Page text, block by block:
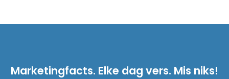
Marketingfacts. Elke dag vers. Mis niks!